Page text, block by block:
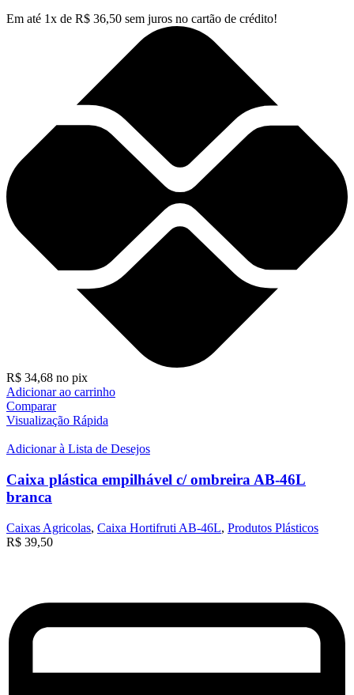
Em até 1x de R$ 36,50 sem juros no cartão de crédito!
R$ 34,68 no pix
Adicionar ao carrinho
Comparar
Visualização Rápida
Adicionar à Lista de Desejos
Caixa plástica empilhável c/ ombreira AB-46L
branca
Caixas Agricolas, Caixa Hortifruti AB-46L, Produtos Plásticos
R$ 39,50